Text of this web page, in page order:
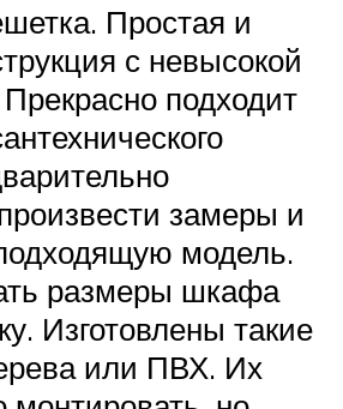
Простая и
с невысокой
подходит
замеры и
модель.
размеры шкафа
Изготовлены такие
или ПВХ. Их